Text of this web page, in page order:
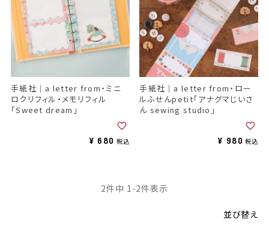
手紙社｜a letter from・ミニ
ロクリフィル・メモリフィル
「Sweet dream」
¥ 680 税込
手紙社｜a letter from・ロー
ルふせんpetit「アナグマじいさ
ん sewing studio」
¥ 980 税込
並び替え
2件中 1 -2件表示